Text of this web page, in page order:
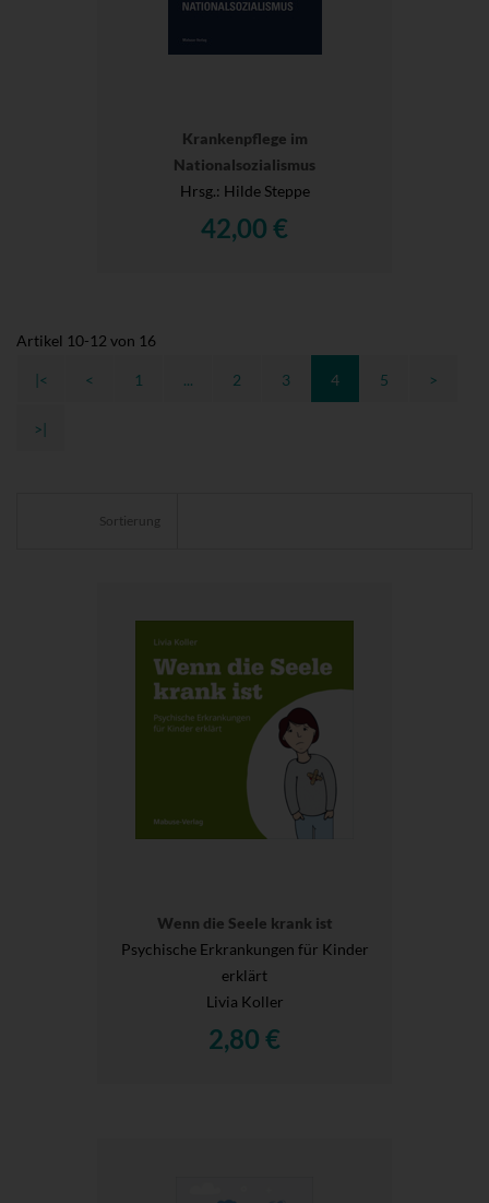
Krankenpflege im
Nationalsozialismus
Hrsg.: Hilde Steppe
42,00 €
Artikel 10-12 von 16
|< < 1 ... 2 3 4 5 >
>|
Sortierung
Wenn die Seele krank ist
Psychische Erkrankungen für Kinder
erklärt
Livia Koller
2,80 €